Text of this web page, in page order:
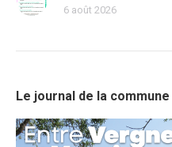
6 août 2026
Le journal de la commune